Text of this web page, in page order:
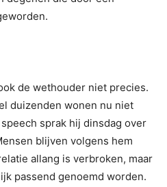
de wethouder niet precies.
duizenden wonen nu niet
sprak hij dinsdag over
blijven volgens hem
allang is verbroken, maar
passend genoemd worden.